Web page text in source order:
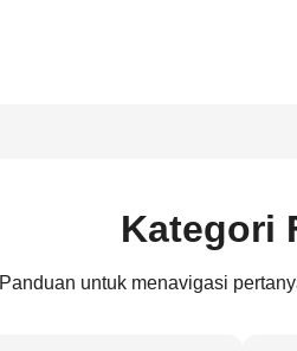
Kategori
Panduan untuk menavigasi